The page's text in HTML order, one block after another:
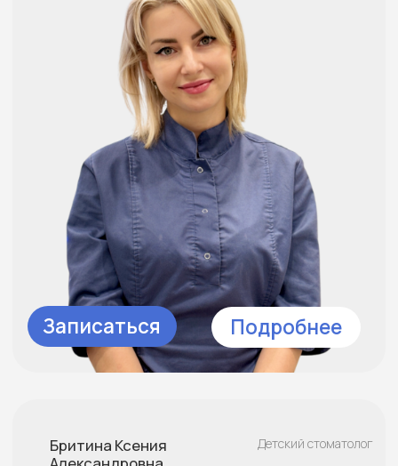
Документы
Великий Новгород,
ул.Октябрьская, д.10
ул.Большая Московская
д.66
«ост. Псковская д.28»
адрес:
Ежедневно
с 09:00 до 20:00
график работы:
социальные сети:
Клиника не оказывает услуги по
Полису обязательного медицинского
страхования (ОМС)
А«ост. Диалог Московская»